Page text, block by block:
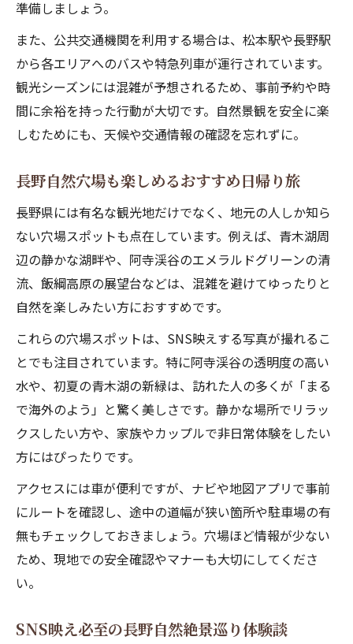
準備しましょう。
また、公共交通機関を利用する場合は、松本駅や長野駅
から各エリアへのバスや特急列車が運行されています。
観光シーズンには混雑が予想されるため、事前予約や時
間に余裕を持った行動が大切です。自然景観を安全に楽
しむためにも、天候や交通情報の確認を忘れずに。
長野自然穴場も楽しめるおすすめ日帰り旅
長野県には有名な観光地だけでなく、地元の人しか知ら
ない穴場スポットも点在しています。例えば、青木湖周
辺の静かな湖畔や、阿寺渓谷のエメラルドグリーンの清
流、飯綱高原の展望台などは、混雑を避けてゆったりと
自然を楽しみたい方におすすめです。
これらの穴場スポットは、SNS映えする写真が撮れるこ
とでも注目されています。特に阿寺渓谷の透明度の高い
水や、初夏の青木湖の新緑は、訪れた人の多くが「まる
で海外のよう」と驚く美しさです。静かな場所でリラッ
クスしたい方や、家族やカップルで非日常体験をしたい
方にはぴったりです。
アクセスには車が便利ですが、ナビや地図アプリで事前
にルートを確認し、途中の道幅が狭い箇所や駐車場の有
無もチェックしておきましょう。穴場ほど情報が少ない
ため、現地での安全確認やマナーも大切にしてくださ
い。
SNS映え必至の長野自然絶景巡り体験談